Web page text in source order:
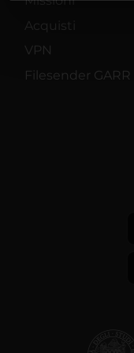
sulla
con
elaborati i
sezione
Acquisti
VPN
Filesender GARR